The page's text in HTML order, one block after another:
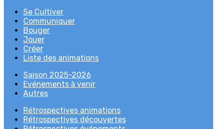
Se Cultiver
Communiquer
Bouger
Jouer
Créer
Liste des animations
Saison 2025-2026
Evénements à venir
Autres
Rétrospectives animations
Rétrospectives découvertes